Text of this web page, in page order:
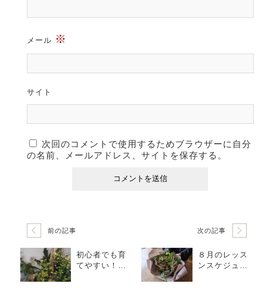
メール ※
サイト
次回のコメントで使用するためブラウザーに自分
の名前、メールアドレス、サイトを保存する。
前の記事
初心者でも育
てやすい！夏
次の記事
８月のレッス
ンスケジュー